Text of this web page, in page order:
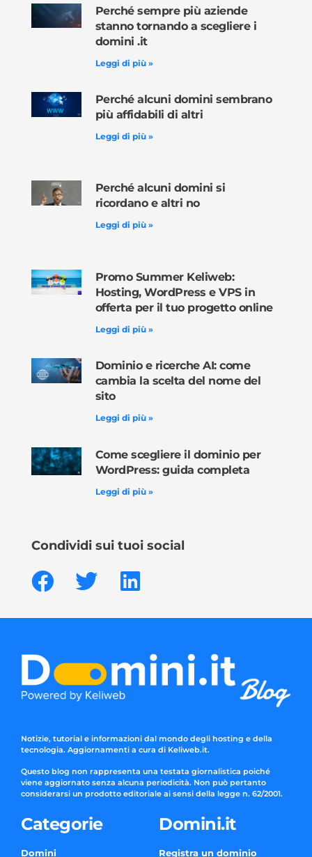
Perché sempre più aziende
stanno tornando a scegliere i
domini .it
Leggi di più »
Perché alcuni domini sembrano
più affidabili di altri
Leggi di più »
Perché alcuni domini si
ricordano e altri no
Leggi di più »
Promo Summer Keliweb:
Hosting, WordPress e VPS in
offerta per il tuo progetto online
Leggi di più »
Dominio e ricerche AI: come
cambia la scelta del nome del
sito
Leggi di più »
Come scegliere il dominio per
WordPress: guida completa
Leggi di più »
Condividi sui tuoi social
Notizie, tutorial e informazioni dal mondo degli hosting e della
tecnologia. Aggiornamenti a cura di Keliweb.it.
Questo blog non rappresenta una testata giornalistica poiché
viene aggiornato senza alcuna periodicità. Non può pertanto
considerarsi un prodotto editoriale ai sensi della legge n. 62/2001.
Categorie
Domini
Domini.it
Registra un dominio